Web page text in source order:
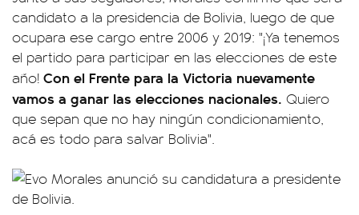
candidato a la presidencia de Bolivia, luego de que
ocupara ese cargo entre 2006 y 2019: "¡Ya tenemos
el partido para participar en las elecciones de este
año! Con el Frente para la Victoria nuevamente
vamos a ganar las elecciones nacionales. Quiero
que sepan que no hay ningún condicionamiento,
acá es todo para salvar Bolivia".